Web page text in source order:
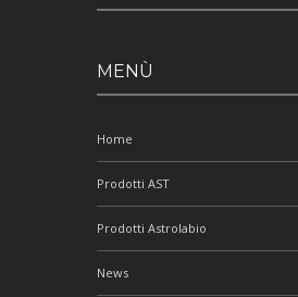
MENÙ
Home
Prodotti AST
Prodotti Astrolabio
News